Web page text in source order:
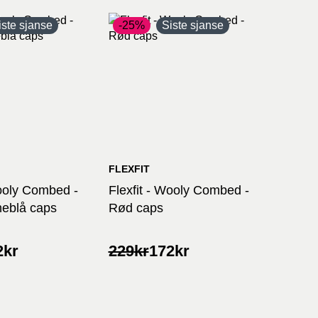
sjanse
Combed -
caps
kr
-25% Siste sjanse
FLEXFIT
Flexfit - Wooly Combed -
Rød caps
229kr
Opprinnelig
172kr
Nåværende